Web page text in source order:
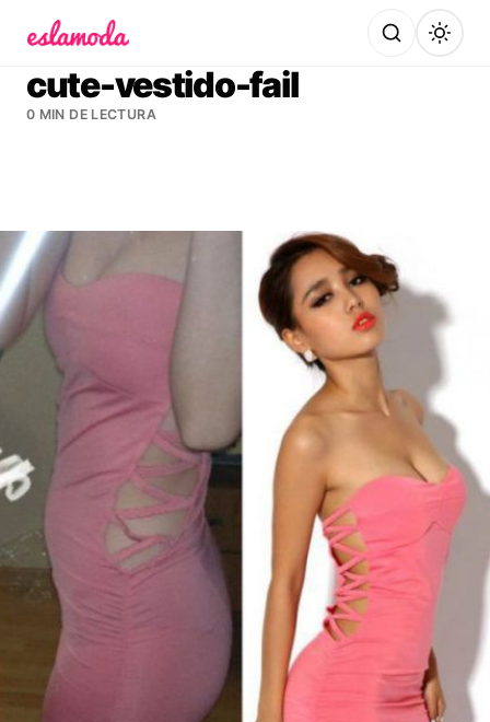
cute-vestido-fail
0 MIN DE LECTURA